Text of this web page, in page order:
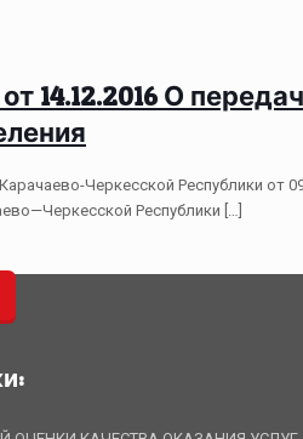
14.12.2016 О
Черкесской Республики от
Республики […]